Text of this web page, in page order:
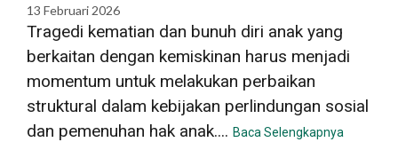
13 Februari 2026
Tragedi kematian dan bunuh diri anak yang
berkaitan dengan kemiskinan harus menjadi
momentum untuk melakukan perbaikan
struktural dalam kebijakan perlindungan sosial
dan pemenuhan hak anak.... Baca Selengkapnya